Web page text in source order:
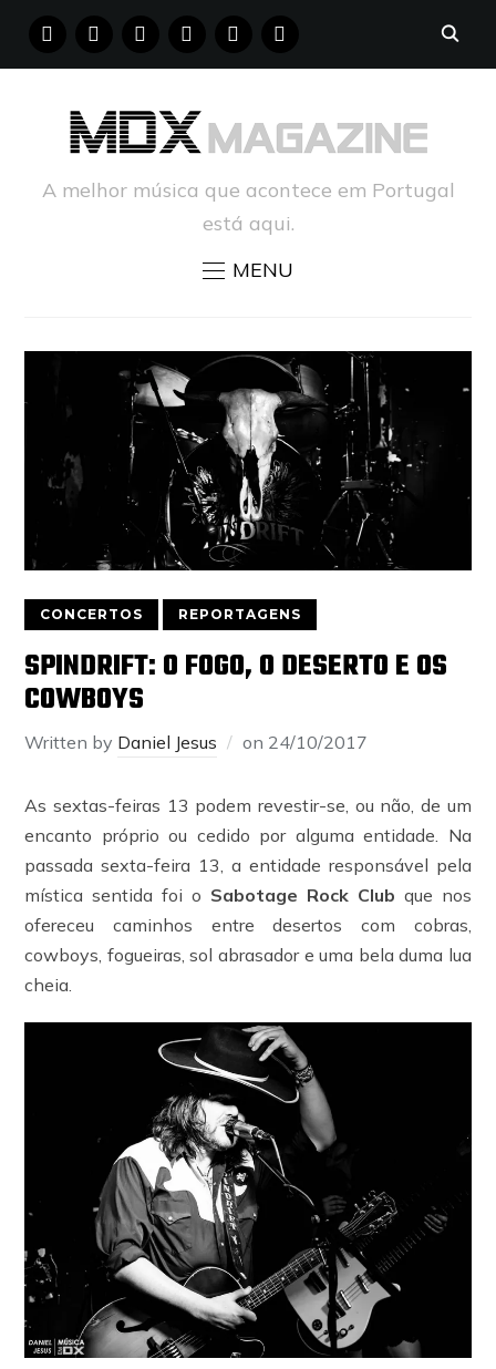
FACEBOOKINSTAGRAM
YOUTUBE PINTERESTTUMBLR
A melhor música que acontece em Portugal
está aqui.
MENU
CONCERTOS REPORTAGENS
SPINDRIFT: O FOGO, O DESERTO E OS
COWBOYS
Written by Daniel Jesus on 24/10/2017
As sextas-feiras 13 podem revestir-se, ou não, de um
encanto próprio ou cedido por alguma entidade. Na
passada sexta-feira 13, a entidade responsável pela
mística sentida foi o Sabotage Rock Club que nos
ofereceu caminhos entre desertos com cobras,
cowboys, fogueiras, sol abrasador e uma bela duma lua
cheia.